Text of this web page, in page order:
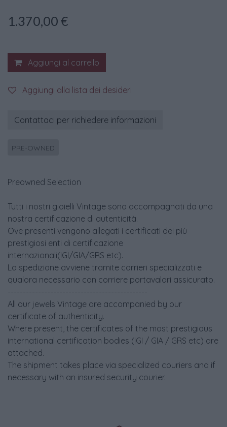
1.370,00 €
Aggiungi al carrello
Aggiungi alla lista dei desideri
Contattaci per richiedere informazioni
PRE-OWNED
Preowned Selection
Tutti i nostri gioielli Vintage sono accompagnati da una
nostra certificazione di autenticità.
Ove presenti vengono allegati i certificati dei più
prestigiosi enti di certificazione
internazionali(IGI/GIA/GRS etc).
La spedizione avviene tramite corrieri specializzati e
qualora necessario con corriere portavalori assicurato.
----------------------------------------------
All our jewels Vintage are accompanied by our
certificate of authenticity.
Where present, the certificates of the most prestigious
international certification bodies (IGI / GIA / GRS etc) are
attached.
The shipment takes place via specialized couriers and if
necessary with an insured security courier.